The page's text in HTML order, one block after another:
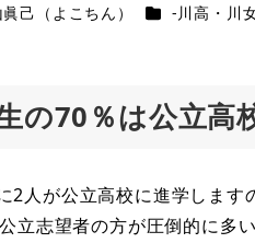
己（よこちん） カテゴリー
-川高・川
の70％は公立高
人が公立高校に進学します
立志望者の方が圧倒的に多い